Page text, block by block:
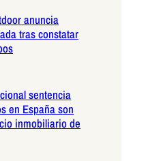
anuncia
tras constatar
sentencia
en España son
inmobiliario de